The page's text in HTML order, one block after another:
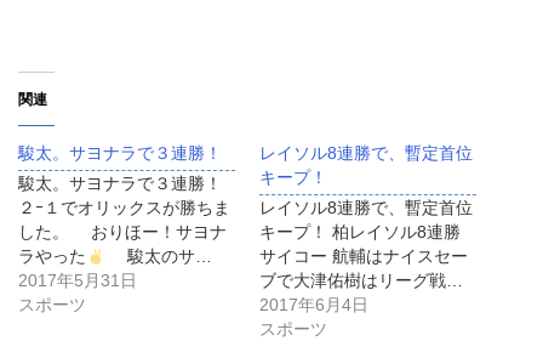
関連
駿太。サヨナラで３連勝！
駿太。サヨナラで３連勝！
２ｰ１でオリックスが勝ちま
した。 おりほー！サヨナ
ラやった
駿太のサ…
2017年5月31日
スポーツ
レイソル8連勝で、暫定首位
キープ！
レイソル8連勝で、暫定首位
キープ！ 柏レイソル8連勝
サイコー 航輔はナイスセー
ブで大津佑樹はリーグ戦…
2017年6月4日
スポーツ